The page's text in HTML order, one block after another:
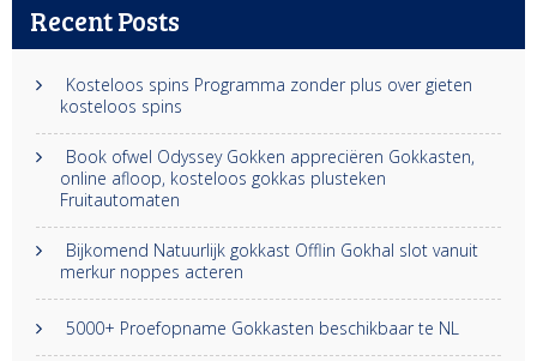
Recent Posts
Kosteloos spins Programma zonder plus over gieten
kosteloos spins
Book ofwel Odyssey Gokken appreciëren Gokkasten,
online afloop, kosteloos gokkas plusteken
Fruitautomaten
Bijkomend Natuurlijk gokkast Offlin Gokhal slot vanuit
merkur noppes acteren
5000+ Proefopname Gokkasten beschikbaar te NL